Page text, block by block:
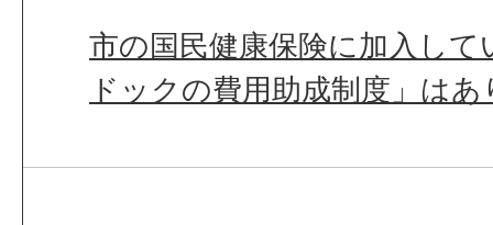
市の国民健康保険に加入し
ドックの費用助成制度」は